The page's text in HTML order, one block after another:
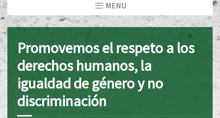
MENU
Promovemos el respeto a los
derechos humanos, la
igualdad de género y no
discriminación